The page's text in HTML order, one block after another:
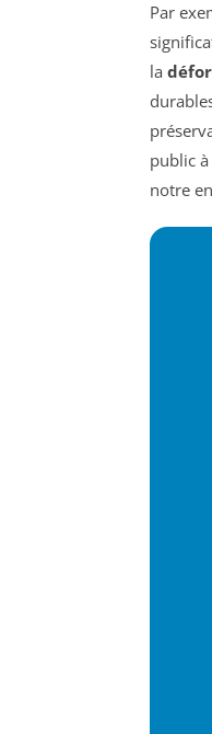
Par
la
public
notre